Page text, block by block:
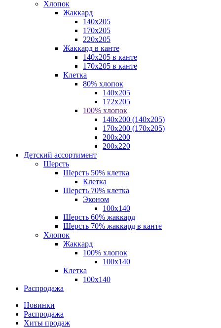
Хлопок
Жаккард
140x205
170х205
220х205
Жаккард в канте
140х205 в канте
170х205 в канте
Клетка
80% хлопок
140x205
172х205
100% хлопок
140x200 (140х205)
170x200 (170х205)
200х200
200х220
Детский ассортимент
Шерсть
Шерсть 50% клетка
Клетка
Шерсть 70% клетка
Эконом
100x140
Шерсть 60% жаккард
Шерсть 70% жаккард в канте
Хлопок
Жаккард
100% хлопок
100x140
Клетка
100х140
Распродажа
Новинки
Распродажа
Хиты продаж